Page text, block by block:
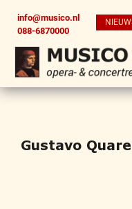
info@musico.nl
088-6870000
Gustavo